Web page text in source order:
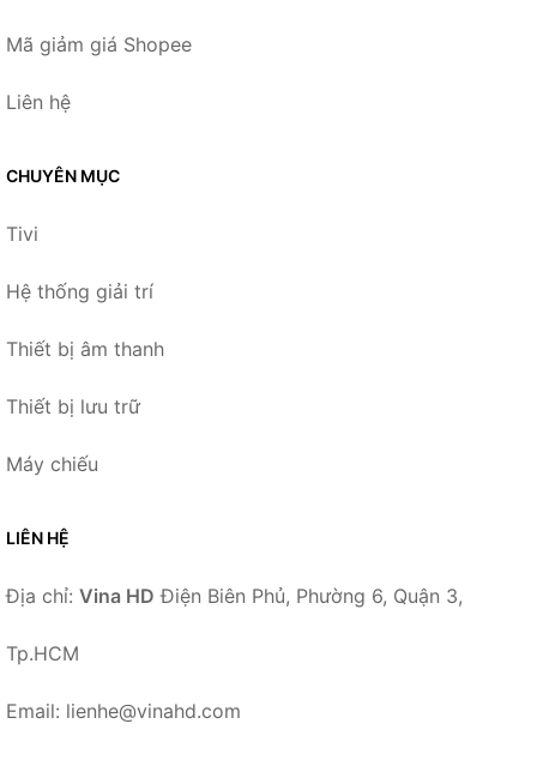
Mã giảm giá Shopee
Liên hệ
CHUYÊN MỤC
Tivi
Hệ thống giải trí
Thiết bị âm thanh
Thiết bị lưu trữ
Máy chiếu
LIÊN HỆ
Địa chỉ: Vina HD Điện Biên Phủ, Phường 6, Quận 3,
Tp.HCM
Email: lienhe@vinahd.com